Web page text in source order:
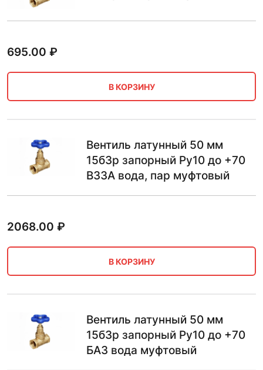
695.00 ₽
В КОРЗИНУ
Вентиль латунный 50 мм
15б3р запорный Ру10 до +70
ВЗЗА вода, пар муфтовый
2068.00 ₽
В КОРЗИНУ
Вентиль латунный 50 мм
15б3р запорный Ру10 до +70
БАЗ вода муфтовый